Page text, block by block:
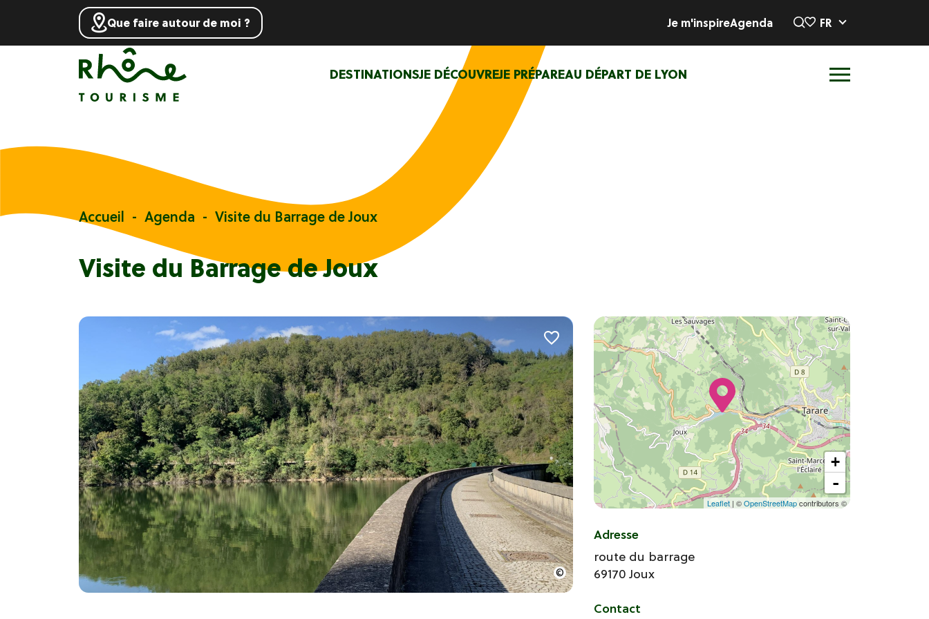
DESTINATIONSJE DÉCOUVREJE PRÉPAREAU DÉPART DE LYON
Que faire autour de moi ? Je m'inspireAgenda FR
Accueil Agenda Visite du Barrage de Joux
Visite du Barrage de Joux
+
-
Leaflet | ©OpenStreetMapcontributors ©
Adresse
route du barrage
69170 Joux
Contact